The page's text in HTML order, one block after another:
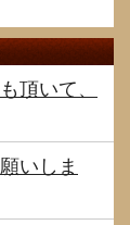
頂いて、
いしま